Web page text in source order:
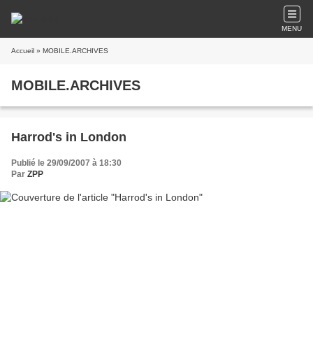
MENU
Accueil » MOBILE.ARCHIVES
MOBILE.ARCHIVES
Harrod's in London
Publié le 29/09/2007 à 18:30
Par ZPP